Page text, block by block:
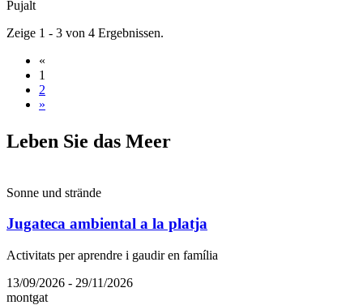
Pujalt
Zeige 1 - 3 von 4 Ergebnissen.
«
1
2
»
Leben Sie das Meer
Sonne und strände
Jugateca ambiental a la platja
Activitats per aprendre i gaudir en família
13/09/2026 - 29/11/2026
montgat